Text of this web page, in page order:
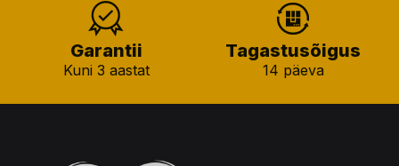
Garantii
Kuni 3 aastat
Tagastusõigus
14 päeva